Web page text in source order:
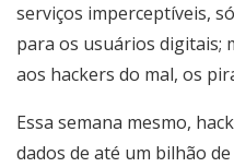
serviços imperceptíveis,
para os usuários digitais;
aos hackers do mal, os
Essa semana mesmo,
dados de até um bilhão